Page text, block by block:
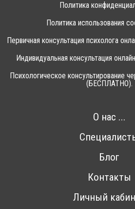
Политика
Политика использования
Первичная консультация психолога
Индивидуальная консультация
Психологическое консультирование
(БЕСПЛАТНО).
О нас ...
Блог
Контакты
Личный